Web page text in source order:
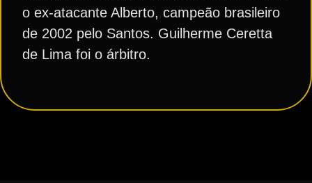
o ex-atacante Alberto, campeão brasileiro
de 2002 pelo Santos. Guilherme Ceretta
de Lima foi o árbitro.